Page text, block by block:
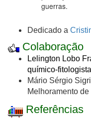
guerras.
Dedicado a
Colaboração
Lelington Lobo
químico-
Mário Sérgio
Melhoramento
Referências